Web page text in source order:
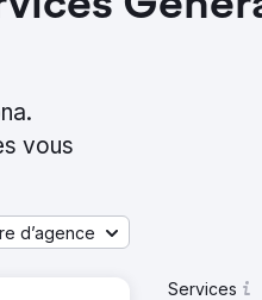
vous
d’agence
Services